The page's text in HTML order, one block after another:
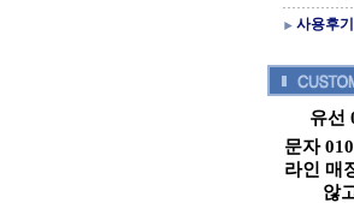
사용후
유선
문자
라인 매
않